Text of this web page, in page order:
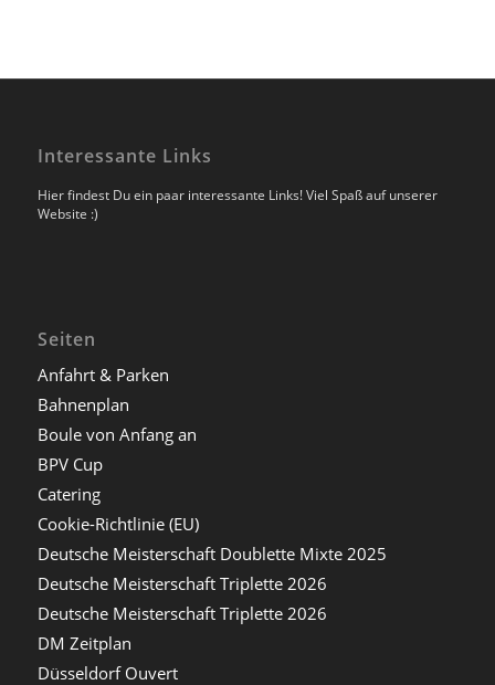
Interessante Links
Hier findest Du ein paar interessante Links! Viel Spaß auf unserer
Website :)
Seiten
Anfahrt & Parken
Bahnenplan
Boule von Anfang an
BPV Cup
Catering
Cookie-Richtlinie (EU)
Deutsche Meisterschaft Doublette Mixte 2025
Deutsche Meisterschaft Triplette 2026
Deutsche Meisterschaft Triplette 2026
DM Zeitplan
Düsseldorf Ouvert